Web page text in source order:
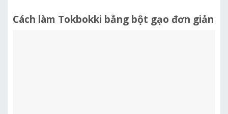
Cách làm Tokbokki bằng bột gạo đơn giản